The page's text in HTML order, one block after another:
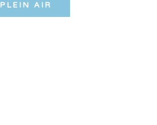
PLEIN AIR